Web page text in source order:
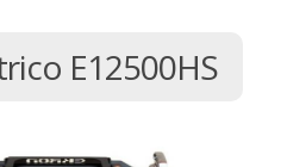
E12500HS